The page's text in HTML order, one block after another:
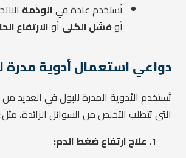
تُستخدم عادة فيالوذمة
أوفشل الكلى أوالارتفاع
دواعي استعمال أدوية مدرة
تُستخدم الأدوية المدرة للبول في العديد من
التي تتطلب التخلص من السوائل الزائدة، مثل:
علاج ارتفاع ضغط الدم: